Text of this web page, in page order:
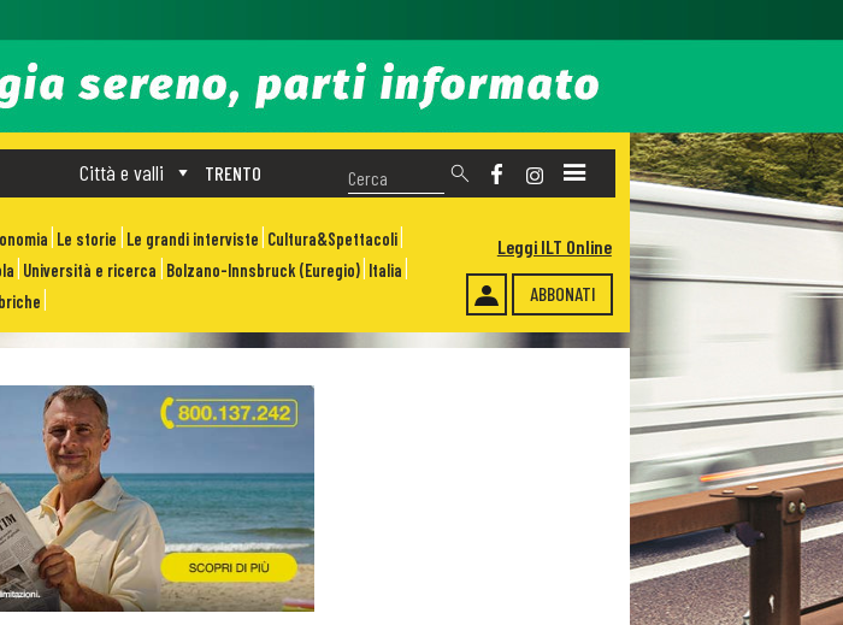
TRENTO
Città e valli
Le storie Le grandi interviste Cultura&Spettacoli
Università e ricerca Bolzano-Innsbruck (Euregio) Italia
ABBONATI
Leggi ILT Online